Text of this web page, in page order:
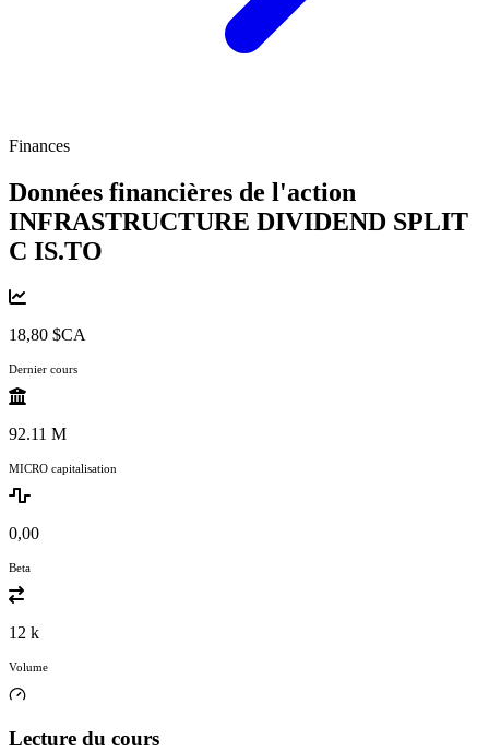
Finances
Données financières de l'action
INFRASTRUCTURE DIVIDEND SPLIT
C IS.TO
18,80 $CA
Dernier cours
92.11 M
MICRO capitalisation
0,00
Beta
12 k
Volume
Lecture du cours